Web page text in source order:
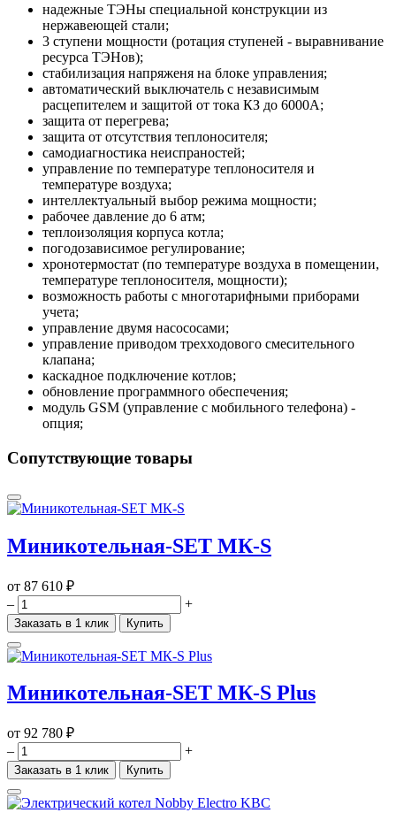
надежные ТЭНы специальной конструкции из
нержавеющей стали;
3 ступени мощности (ротация ступеней - выравнивание
ресурса ТЭНов);
стабилизация напряженя на блоке управления;
автоматический выключатель с независимым
расцепителем и защитой от тока КЗ до 6000А;
защита от перегрева;
защита от отсутствия теплоносителя;
самодиагностика неиспраностей;
управление по температуре теплоносителя и
температуре воздуха;
интеллектуальный выбор режима мощности;
рабочее давление до 6 атм;
теплоизоляция корпуса котла;
погодозависимое регулирование;
хронотермостат (по температуре воздуха в помещении,
температуре теплоносителя, мощности);
возможность работы с многотарифными приборами
учета;
управление двумя насососами;
управление приводом трехходового смесительного
клапана;
каскадное подключение котлов;
обновление программного обеспечения;
модуль GSM (управление с мобильного телефона) -
опция;
Сопутствующие товары
Миникотельная-SET МК-S
от 87 610 ₽
–
+
Заказать в 1 клик Купить
Миникотельная-SET МК-S Plus
от 92 780 ₽
–
+
Заказать в 1 клик Купить